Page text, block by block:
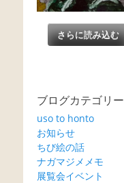
さらに読み込む
ブログカテゴリー
uso to honto
お知らせ
ちび絵の話
ナガマジメメモ
展覧会イベント